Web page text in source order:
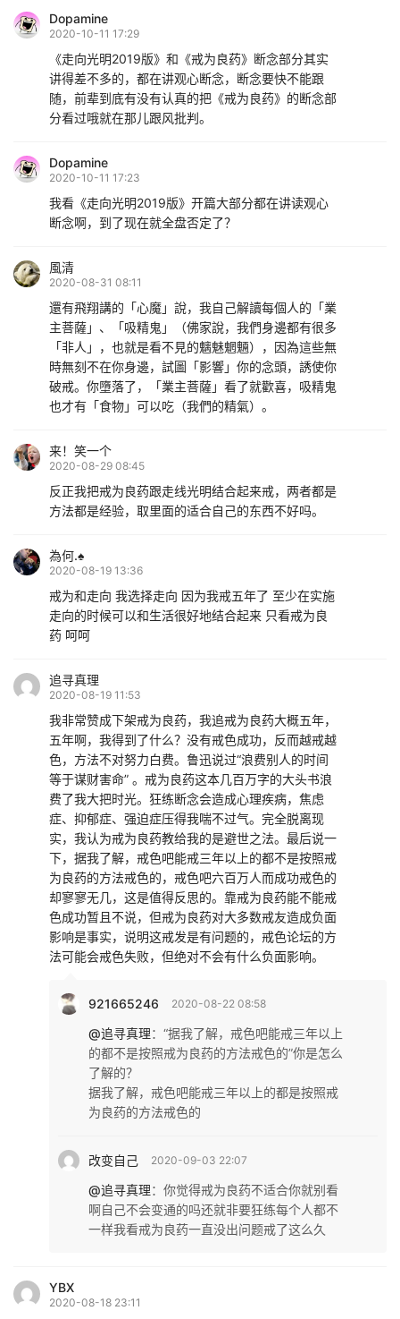
Dopamine
2020-10-11 17:29
《走向光明2019版》和《戒为良药》断念部分其实
讲得差不多的，都在讲观心断念，断念要快不能跟
随，前辈到底有没有认真的把《戒为良药》的断念部
分看过哦就在那儿跟风批判。
Dopamine
2020-10-11 17:23
我看《走向光明2019版》开篇大部分都在讲读观心
断念啊，到了现在就全盘否定了？
風清
2020-08-31 08:11
還有飛翔講的「心魔」說，我自己解讀每個人的「業
主菩薩」、「吸精鬼」（佛家說，我們身邊都有很多
「非人」，也就是看不見的魑魅魍魎），因為這些無
時無刻不在你身邊，試圖「影響」你的念頭，誘使你
破戒。你墮落了，「業主菩薩」看了就歡喜，吸精鬼
也才有「食物」可以吃（我們的精氣）。
来！笑一个
2020-08-29 08:45
反正我把戒为良药跟走线光明结合起来戒，两者都是
方法都是经验，取里面的适合自己的东西不好吗。
為何.♠️
2020-08-19 13:36
戒为和走向 我选择走向 因为我戒五年了 至少在实施
走向的时候可以和生活很好地结合起来 只看戒为良
药 呵呵
追寻真理
2020-08-19 11:53
我非常赞成下架戒为良药，我追戒为良药大概五年，
五年啊，我得到了什么？没有戒色成功，反而越戒越
色，方法不对努力白费。鲁迅说过“浪费别人的时间
等于谋财害命” 。戒为良药这本几百万字的大头书浪
费了我大把时光。狂练断念会造成心理疾病，焦虑
症、抑郁症、强迫症压得我喘不过气。完全脱离现
实，我认为戒为良药教给我的是避世之法。最后说一
下，据我了解，戒色吧能戒三年以上的都不是按照戒
为良药的方法戒色的，戒色吧六百万人而成功戒色的
却寥寥无几，这是值得反思的。靠戒为良药能不能戒
色成功暂且不说，但戒为良药对大多数戒友造成负面
影响是事实，说明这戒发是有问题的，戒色论坛的方
法可能会戒色失败，但绝对不会有什么负面影响。
921665246 2020-08-22 08:58
@追寻真理： “据我了解，戒色吧能戒三年以上
的都不是按照戒为良药的方法戒色的”你是怎么
了解的？
据我了解，戒色吧能戒三年以上的都是按照戒
为良药的方法戒色的
改变自己 2020-09-03 22:07
@追寻真理： 你觉得戒为良药不适合你就别看
啊自己不会变通的吗还就非要狂练每个人都不
一样我看戒为良药一直没出问题戒了这么久
YBX
2020-08-18 23:11